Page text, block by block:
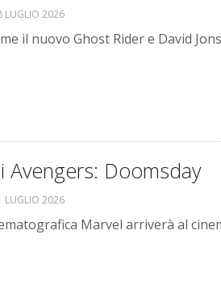
LUGLIO 2026
il nuovo Ghost Rider e David
Avengers: Doomsday
LUGLIO 2026
Marvel arriverà al